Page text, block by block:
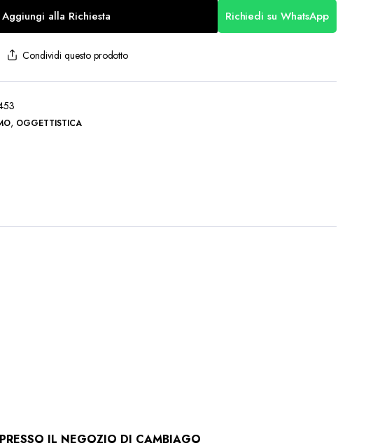
Aggiungi alla Richiesta Richiedi su WhatsApp
Condividi questo prodotto
, OGGETTISTICA
IL NEGOZIO DI CAMBIAGO